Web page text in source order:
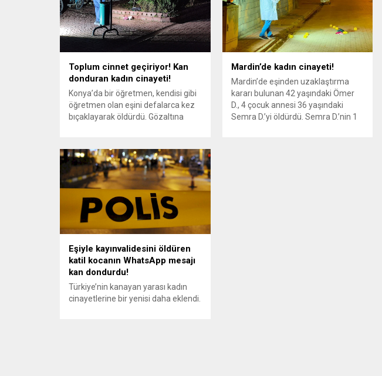
Toplum cinnet geçiriyor! Kan
donduran kadın cinayeti!
Konya’da bir öğretmen, kendisi gibi
öğretmen olan eşini defalarca kez
bıçaklayarak öldürdü. Gözaltına
kadına şiddet, artık toplumsal bir
sorun haline geldi. Kadınlar, eski
eşleri ve ayrılığı kabul etmeyen eski
sevgilileri tarafından türlü şiddete
maruz kalıyor. Konya’da bir
öğretmen, kendisi gibi öğretmen
olan...
Mardin’de kadın cinayeti!
Mardin’de eşinden uzaklaştırma
kararı bulunan 42 yaşındaki Ömer
D., 4 çocuk annesi 36 yaşındaki
Semra D.’yi öldürdü. Semra D.’nin 1
Eşiyle kayınvalidesini öldüren
katil kocanın WhatsApp mesajı
kan dondurdu!
Türkiye’nin kanayan yarası kadın
cinayetlerine bir yenisi daha eklendi.